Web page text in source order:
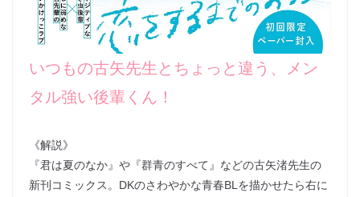
いつもの古矢先生とちょっと違う、メン
タル強い後輩くん！
《解説》
『君は夏のなか』や『群青のすべて』などの古矢渚先生の
新刊コミックス。DKのさわやかな青春BLを描かせたら右に